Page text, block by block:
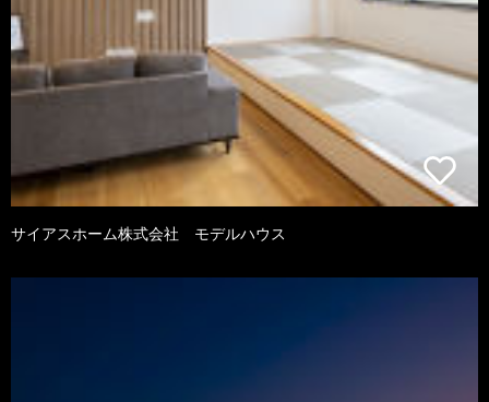
サイアスホーム株式会社 モデルハウス